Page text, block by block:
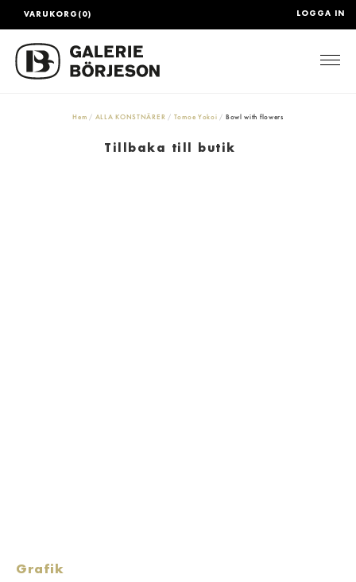
LOGGA IN
VARUKORG(0)
Hem ALLA KONSTNÄRER Tomoe Yokoi Bowl with flowers
Tillbaka till butik
Grafik